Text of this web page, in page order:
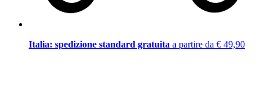
Italia: spedizione standard gratuita a partire da € 49,90